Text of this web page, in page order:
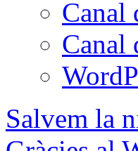
Canal
Canal
Salvem la